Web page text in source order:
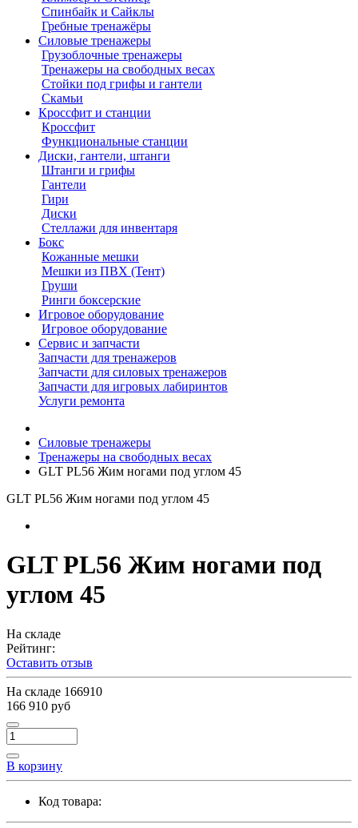
Спинбайк и Сайклы
Гребные тренажёры
Силовые тренажеры
Грузоблочные тренажеры
Тренажеры на свободных весах
Стойки под грифы и гантели
Скамьи
Кроссфит и станции
Кроссфит
Функциональные станции
Диски, гантели, штанги
Штанги и грифы
Гантели
Гири
Диски
Стеллажи для инвентаря
Бокс
Кожанные мешки
Мешки из ПВХ (Тент)
Груши
Ринги боксерские
Игровое оборудование
Игровое оборудование
Сервис и запчасти
Запчасти для тренажеров
Запчасти для силовых тренажеров
Запчасти для игровых лабиринтов
Услуги ремонта
Силовые тренажеры
Тренажеры на свободных весах
GLT PL56 Жим ногами под углом 45
GLT PL56 Жим ногами под углом 45
GLT PL56 Жим ногами под
углом 45
На складе
Рейтинг:
Оставить отзыв
На складе 166910
166 910 руб
В корзину
Код товара: